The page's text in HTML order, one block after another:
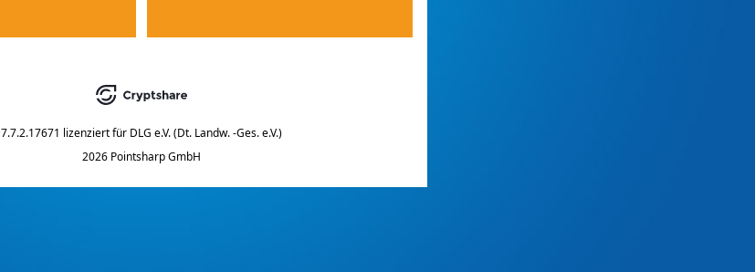
7.7.2.17671 lizenziert für DLG e.V. (Dt. Landw. -Ges. e.V.)
2026 Pointsharp GmbH